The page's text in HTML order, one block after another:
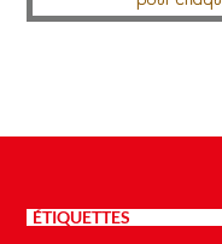
ÉTIQUETTES